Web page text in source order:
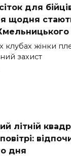
для
щодня
клубах жінки
захист
літній
дня